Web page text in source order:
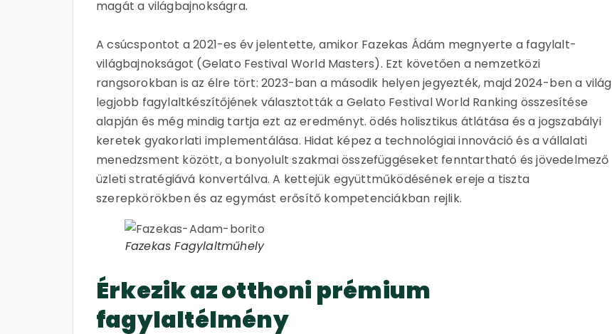
magát a világbajnokságra.
A csúcspontot a 2021-es év jelentette, amikor Fazekas Ádám megnyerte a fagylalt-
világbajnokságot (Gelato Festival World Masters). Ezt követően a nemzetközi
rangsorokban is az élre tört: 2023-ban a második helyen jegyezték, majd 2024-ben a világ
legjobb fagylaltkészítőjének választották a Gelato Festival World Ranking összesítése
alapján és még mindig tartja ezt az eredményt. ödés holisztikus átlátása és a jogszabályi
keretek gyakorlati implementálása. Hidat képez a technológiai innováció és a vállalati
menedzsment között, a bonyolult szakmai összefüggéseket fenntartható és jövedelmező
üzleti stratégiává konvertálva. A kettejük együttműködésének ereje a tiszta
szerepkörökben és az egymást erősítő kompetenciákban rejlik.
Fazekas Fagylaltműhely
Érkezik az otthoni prémium
fagylaltélmény